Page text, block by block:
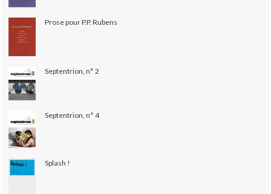
Prose pour P.P. Rubens
Septentrion, n° 2
Septentrion, n° 4
Splash !